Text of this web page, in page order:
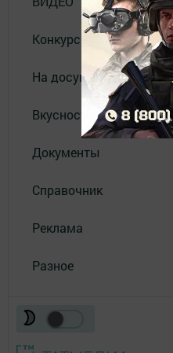
Конкурсы
На досуге
Вкусности
Документы
Справочник
Реклама
Разное